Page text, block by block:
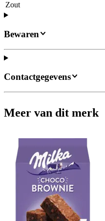
Zout
Bewaren
Contactgegevens
Meer van dit merk